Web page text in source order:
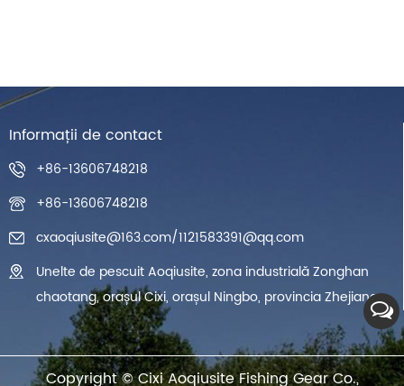
Informații de contact
+86-13606748218
+86-13606748218
cxaoqiusite@163.com/1121583391@qq.com
Unelte de pescuit Aoqiusite, zona industrială Zonghan
chaotang, orașul Cixi, orașul Ningbo, provincia Zhejiang
Copyright ©Cixi Aoqiusite Fishing Gear Co.,